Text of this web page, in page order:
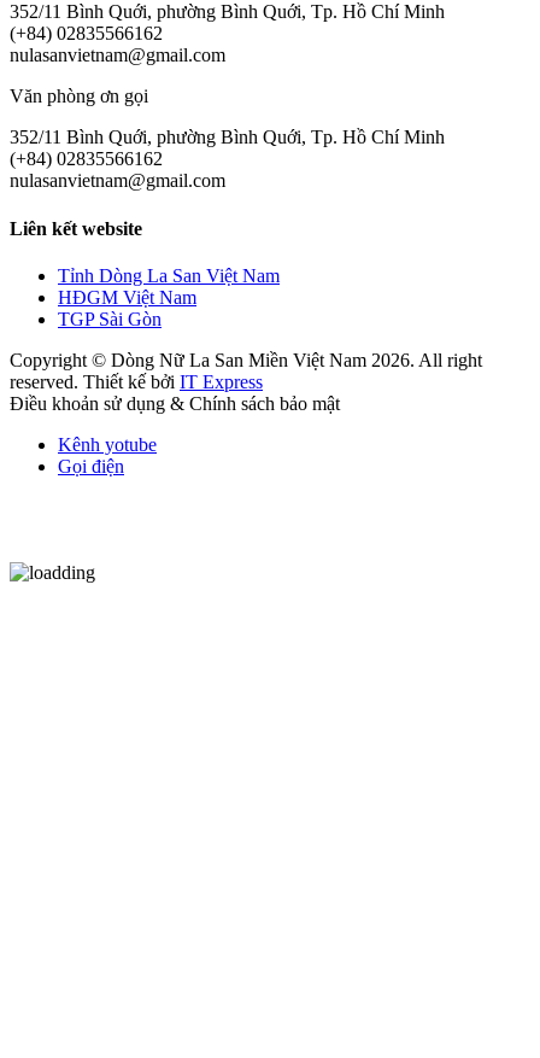
352/11 Bình Quới, phường Bình Quới, Tp. Hồ Chí Minh
(+84) 02835566162
nulasanvietnam@gmail.com
Văn phòng ơn gọi
352/11 Bình Quới, phường Bình Quới, Tp. Hồ Chí Minh
(+84) 02835566162
nulasanvietnam@gmail.com
Liên kết website
Tỉnh Dòng La San Việt Nam
HĐGM Việt Nam
TGP Sài Gòn
Copyright © Dòng Nữ La San Miền Việt Nam 2026. All right
reserved. Thiết kế bởi IT Express
Điều khoản sử dụng & Chính sách bảo mật
Kênh yotube
Gọi điện